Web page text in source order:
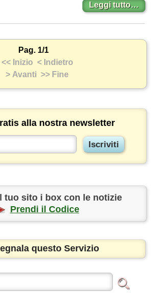
Leggi tutto…
Pag. 1/1
<< Inizio < Indietro
> Avanti >> Fine
alla nostra newsletter
tuo sito i box con le notizie
Prendi il Codice
questo Servizio